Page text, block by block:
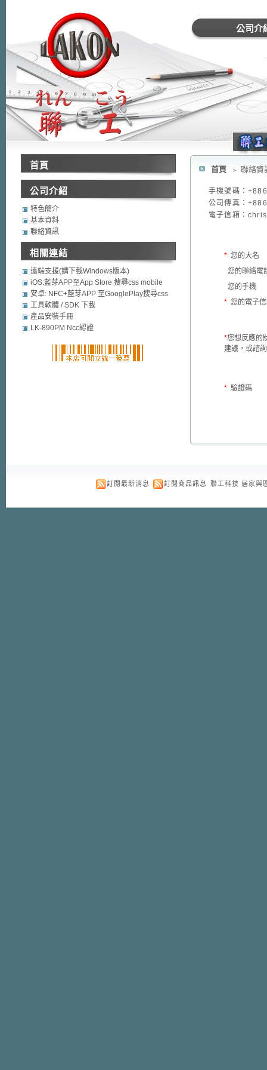
公司介
首頁 ﹥ 聯絡資
手機號碼：
公司傳真：
電子信箱：
* 您的大名
您的聯絡電
您的手機
* 您的電子
*您想反應的
建議，或諮
* 驗證碼
首頁
公司介紹
特色簡介
基本資料
聯絡資訊
相關連結
遠端支援(請下載Windows版本)
iOS:藍芽APP至App Store 搜尋css mobile
security
安卓: NFC+藍芽APP 至GooglePlay搜尋css
mobile security
工具軟體 / SDK 下載
產品安裝手冊
LK-890PM Ncc認證
訂閱最新消息 訂閱商品訊息 聯工科技 居家